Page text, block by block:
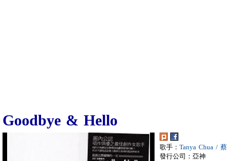
Goodbye & Hello
歌手： Tanya Chua /
發行公司：亞神